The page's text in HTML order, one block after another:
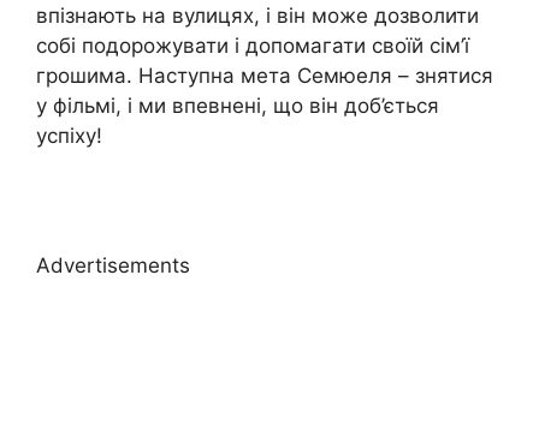
впізнають на вулицях, і він може дозволити
собі подорожувати і допомагати своїй сім’ї
грошима. Наступна мета Семюеля – знятися
у фільмі, і ми впевнені, що він доб’ється
успіху!
Advertisements